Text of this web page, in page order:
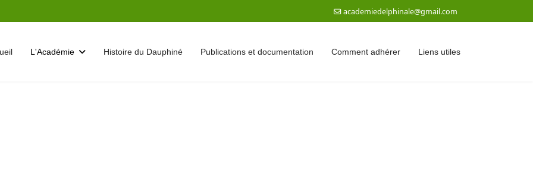
academiedelphinale@gmail.com
L'Académie Histoire du Dauphiné Publications et documentation Comment adhérer Liens utiles